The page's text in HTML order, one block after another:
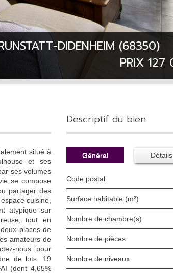
DIDENHEIM (68350)
PRIX 127
situé à
et ses
ses volumes
se compose
partager des
cuisine,
atypique sur
tout en
places de
amateurs de
nous pour
de lots: 19
(dont 4,65%
descriptif du bien
Général
Code postal
Surface habitable (m²)
Nombre de chambre(s)
Nombre de pièces
Nombre de niveaux